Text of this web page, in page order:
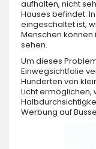
aufhalten, nicht
Hauses befindet.
eingeschaltet ist,
Menschen können
sehen.
Um dieses
Einwegsichtfolie
Hunderten von
Licht ermöglichen,
Werbung auf